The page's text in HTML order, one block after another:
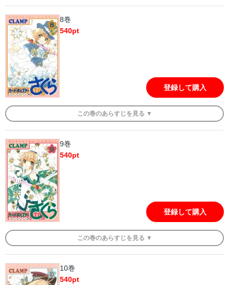
8巻
540pt
登録して購入
この巻のあらすじを 見る ▼
9巻
540pt
登録して購入
この巻のあらすじを 見る ▼
10巻
540pt